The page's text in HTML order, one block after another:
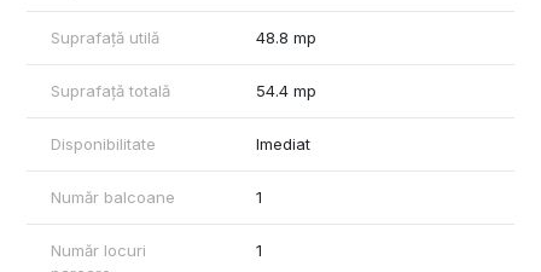
Suprafață utilă 48.8 mp
Suprafață totală 54.4 mp
Disponibilitate Imediat
Număr balcoane 1
Număr locuri
1